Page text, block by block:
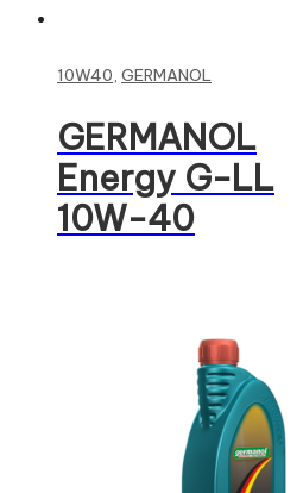
10W40, GERMANOL
GERMANOL
Energy G-LL
10W-40